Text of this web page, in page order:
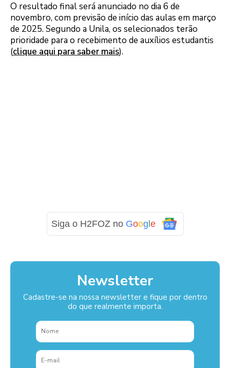
O resultado final será anunciado no dia 6 de
novembro, com previsão de início das aulas em março
de 2025. Segundo a Unila, os selecionados terão
prioridade para o recebimento de auxílios estudantis
(clique aqui para saber mais).
Siga o H2FOZ no Goog e
Newsletter
Cadastre-se na nossa newsletter e fique por dentro
do que realmente importa.